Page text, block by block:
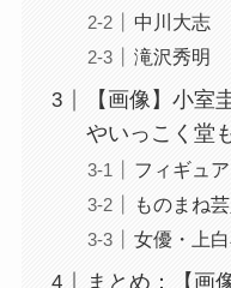
中川大志
滝沢秀明
【画像】小室
やいっこく堂
フィギュ
ものまね
女優・上
まとめ：【画